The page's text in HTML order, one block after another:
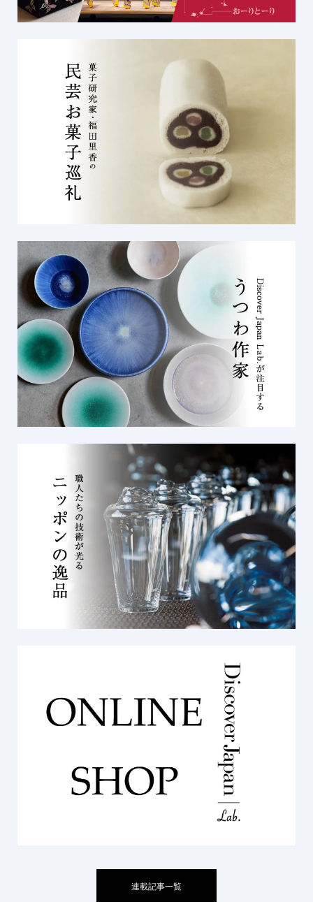
連載記事一覧